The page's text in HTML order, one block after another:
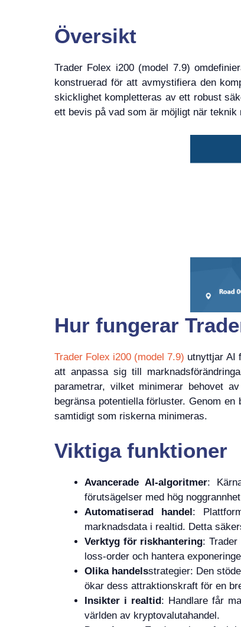
Översikt
Trader Folex i200 (model 7.9)
konstruerad för att avmystifiera den
skicklighet kompletteras av ett robust
ett bevis på vad som är möjligt när
Hur fungerar
Trader Folex i200 (model 7.9) utnyttjar AI
att anpassa sig till
parametrar, vilket minimerar behovet
begränsa potentiella förluster. Genom
samtidigt som riskerna minimeras.
Viktiga funktioner
Avancerade AI-algoritmer:
förutsägelser med hög
Automatiserad handel:
marknadsdata i realtid. Detta
Verktyg för riskhantering:
loss-order och hantera
Olika handelsstrategier: Den
ökar dess attraktionskraft för en
Insikter i realtid: Handlare får
världen av kryptovalutahandel.